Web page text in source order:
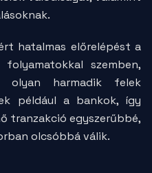
hatalmas előrelépést a
szemben,
harmadik felek
például a bankok, így
tranzakció egyszerűbbé,
olcsóbbá válik.